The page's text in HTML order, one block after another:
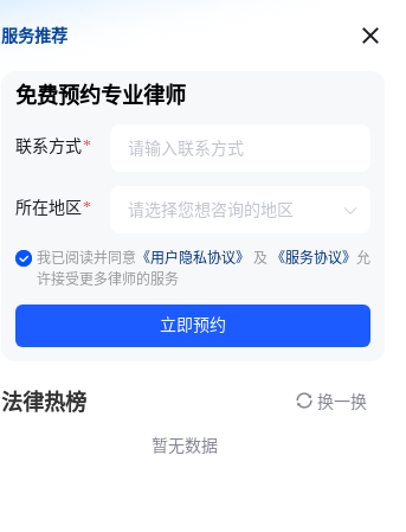
服务推荐
服务推荐
免费预约专业律师
联系方式
所在地区
我已阅读并同意 《用户隐私协议》 及 《服务协议》 允
许接受更多律师的服务
立即预约
法律热榜 换一换
暂无数据